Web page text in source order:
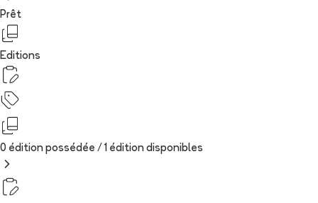
Prêt
Editions
0 édition possédée / 1 édition disponibles